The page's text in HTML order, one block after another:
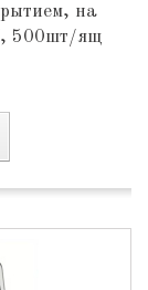
на
500шт/ящ